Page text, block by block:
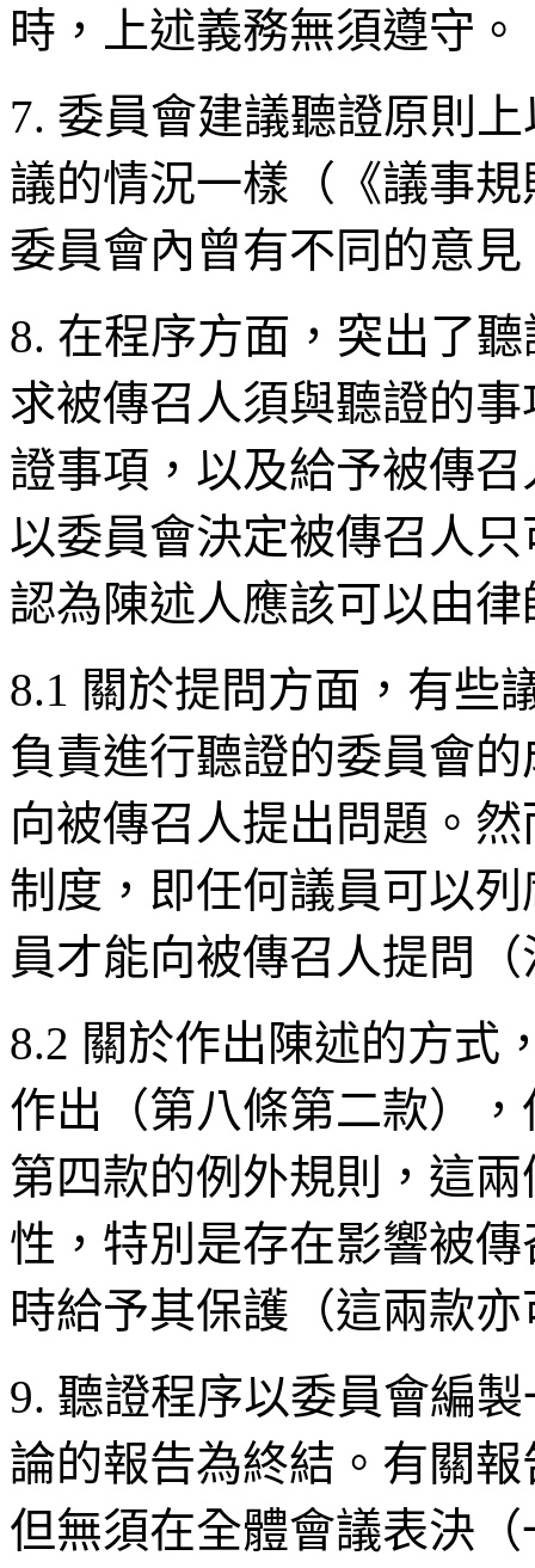
時，上述義務無須遵守。
7. 委員會建議聽證原則
議的情況一樣（《議事
委員會內曾有不同的意
8. 在程序方面，突出了
求被傳召人須與聽證的
證事項，以及給予被傳
以委員會決定被傳召人
認為陳述人應該可以由
8.1 關於提問方面，有些
負責進行聽證的委員會
向被傳召人提出問題。
制度，即任何議員可以
員才能向被傳召人提問
8.2 關於作出陳述的方式
作出（第八條第二款）
第四款的例外規則，這
性，特別是存在影響被
時給予其保護（這兩款
9. 聽證程序以委員會編
論的報告為終結。有關
但無須在全體會議表決